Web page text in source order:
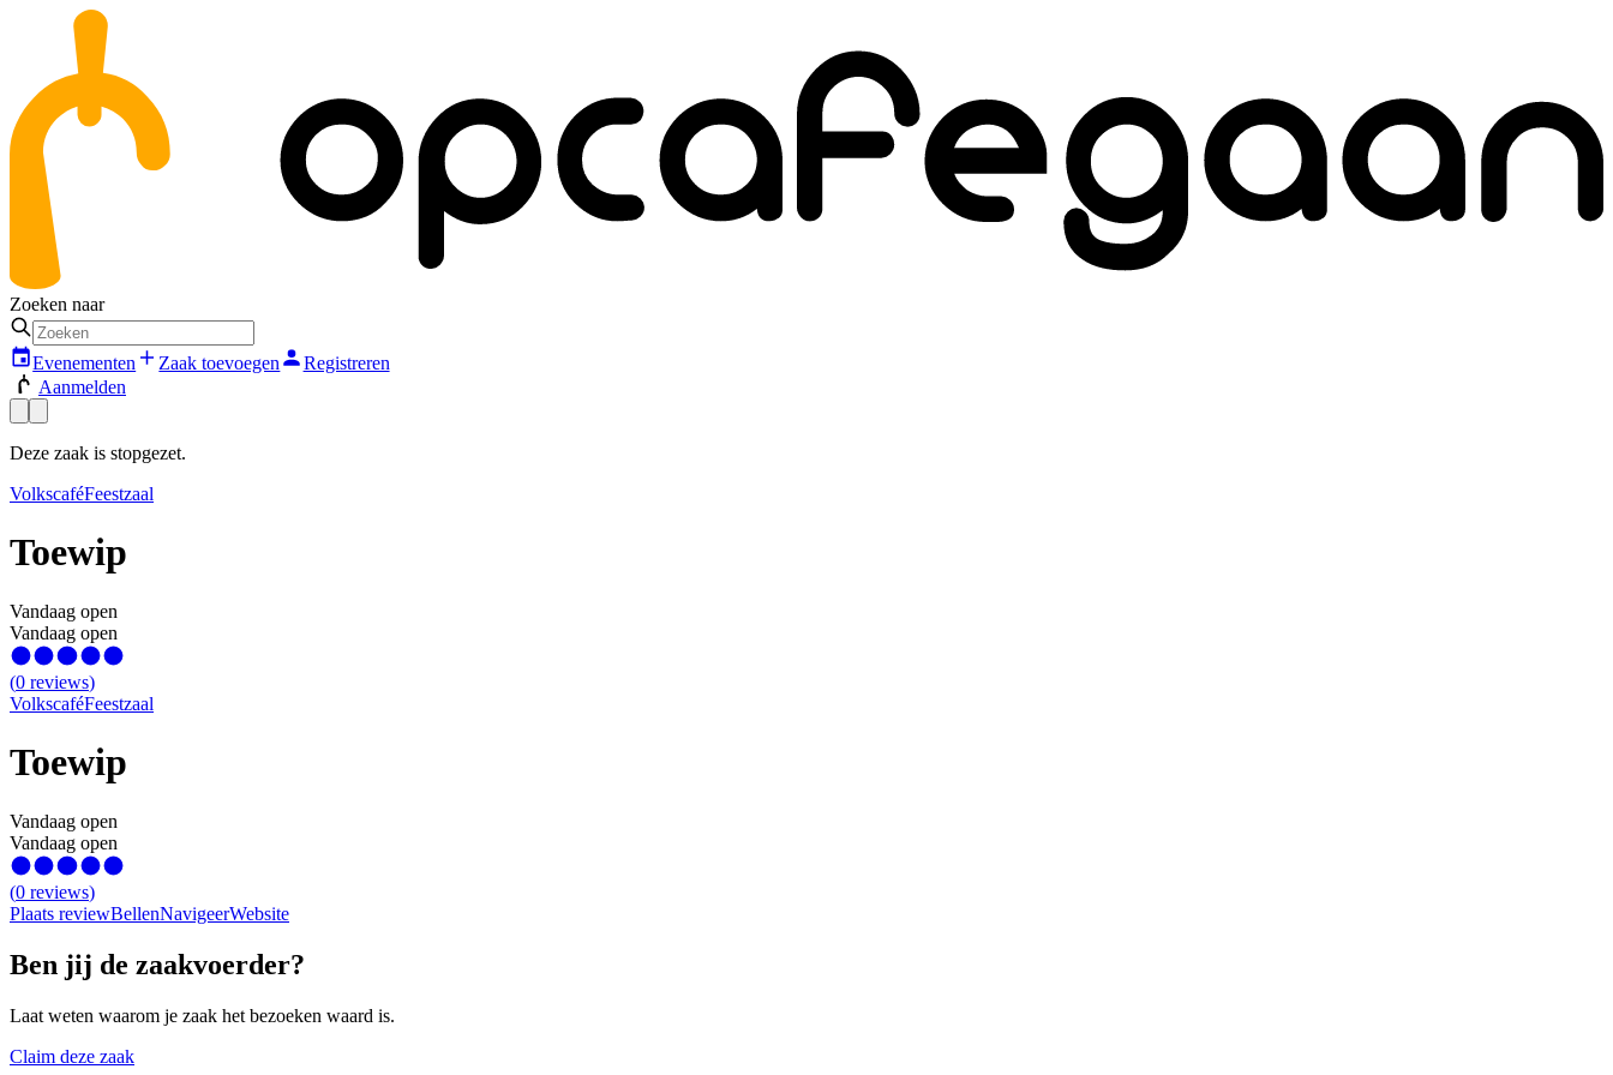
Zoeken naar
Evenementen Zaak toevoegen
Registreren
Aanmelden
Deze zaak is stopgezet.
VolkscaféFeestzaal
Toewip
Vandaag open
Vandaag open
(0 reviews)
VolkscaféFeestzaal
Toewip
Vandaag open
Vandaag open
(0 reviews)
Plaats reviewBellenNavigeerWebsite
Ben jij de zaakvoerder?
Laat weten waarom je zaak het bezoeken waard is.
Claim deze zaak